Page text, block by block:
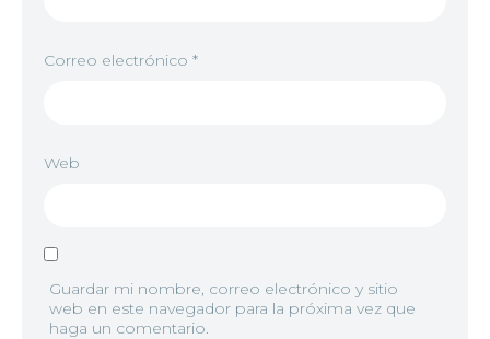
Correo electrónico *
Web
Guardar mi nombre, correo electrónico y sitio
web en este navegador para la próxima vez que
haga un comentario.